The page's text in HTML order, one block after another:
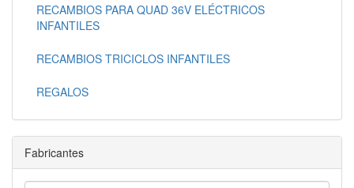
RECAMBIOS PARA QUAD 36V ELÉCTRICOS
INFANTILES
RECAMBIOS TRICICLOS INFANTILES
REGALOS
Fabricantes